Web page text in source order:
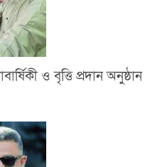
ও বৃত্তি প্রদান অনুষ্ঠান